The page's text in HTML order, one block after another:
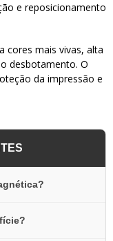
e reposicionamento
cores mais vivas, alta
desbotamento. O
da impressão e